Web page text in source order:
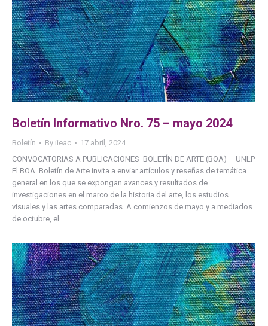
Boletín Informativo Nro. 75 – mayo 2024
Boletín By iieac
17 abril, 2024
CONVOCATORIAS A PUBLICACIONES BOLETÍN DE ARTE (BOA) – UNLP
El BOA. Boletín de Arte invita a enviar artículos y reseñas de temática
general en los que se expongan avances y resultados de
investigaciones en el marco de la historia del arte, los estudios
visuales y las artes comparadas. A comienzos de mayo y a mediados
de octubre, el…